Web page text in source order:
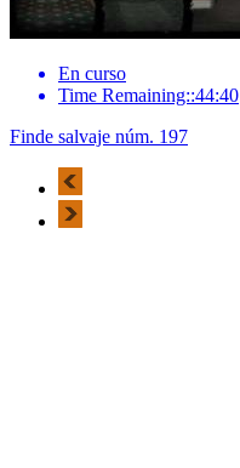
En curso
Time Remaining::44:40
Finde salvaje núm. 197